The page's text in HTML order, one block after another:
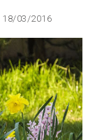
18/03/2016